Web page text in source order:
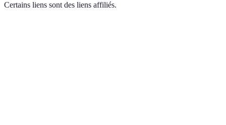
Certains liens sont des liens affiliés.